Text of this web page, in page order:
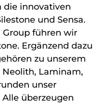
die innovativen
und Sensa.
Group führen wir
Ergänzend dazu
zu unserem
Laminam,
unser
überzeugen